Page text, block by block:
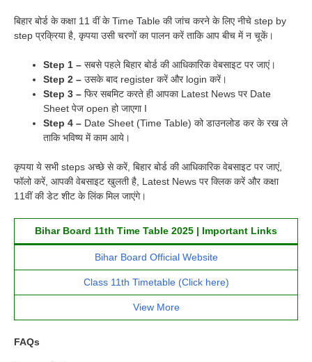
बिहार बोर्ड के कक्षा 11 वीं के Time Table की जांच करने के लिए नीचे step by
step प्रक्रिया है, कृपया उसी चरणों का पालन करें ताकि आप बीच में न चूकें।
Step 1 – सबसे पहले बिहार बोर्ड की आधिकारिक वेबसाइट पर जाएं।
Step 2 – उसके बाद register करें और login करें।
Step 3 – फिर सबमिट करते ही आपका Latest News पर Date
Sheet पेज open हो जाएगा I
Step 4 – Date Sheet (Time Table) को डाउनलोड कर के रख ले
ताकि भविष्य में काम आये।
कृपया ये सभी steps अच्छे से करें, बिहार बोर्ड की आधिकारिक वेबसाइट पर जाएं,
फॉलो करें, आपकी वेबसाइट खुलती है, Latest News पर क्लिक करें और कक्षा
11वीं की डेट शीट के लिंक मिल जाएंगे।
Bihar Board 11th Time Table 2025 | Important Links
Bihar Board Official Website
Class 11th Timetable (Click here)
View More
FAQs